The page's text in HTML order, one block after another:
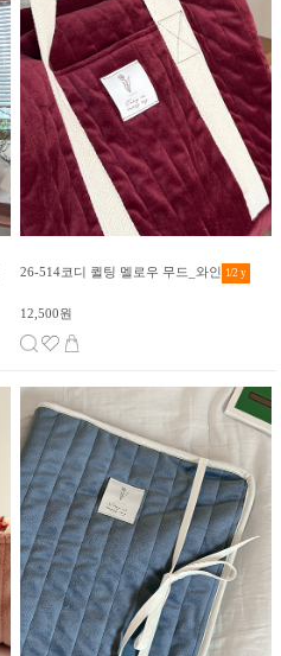
26-514코디 퀼팅 멜로우 무드_와인 1/2 y
12,500원